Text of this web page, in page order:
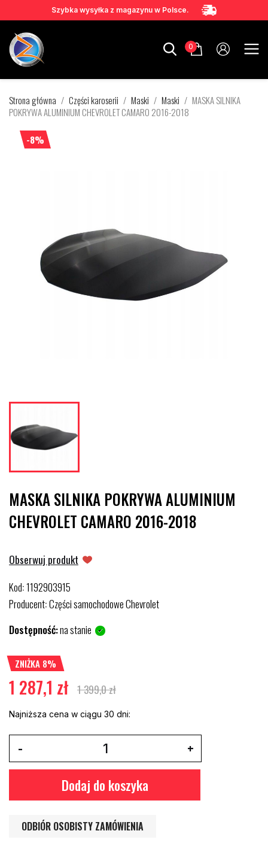
Szybka wysyłka z magazynu w Polsce.
0
Strona główna Części karoserii Maski Maski
MASKA SILNIKA
POKRYWA ALUMINIUM CHEVROLET CAMARO 2016-2018
-8%
MASKA SILNIKA POKRYWA ALUMINIUM
CHEVROLET CAMARO 2016-2018
Obserwuj produkt
Kod:1192903915
Producent:Części samochodowe Chevrolet
Dostępność:na stanie
ZNIŻKA 8%
1 287,1 zł 1 399,0 zł
Najniższa cena w ciągu 30 dni:
Dodaj do koszyka
ODBIÓR OSOBISTY ZAMÓWIENIA